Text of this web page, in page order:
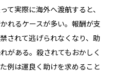
て実際に海外へ渡航すると、
れるケースが多い。報酬が支
されて逃げられなくなり、助
がある。殺されてもおかしく
例は運良く助けを求めること